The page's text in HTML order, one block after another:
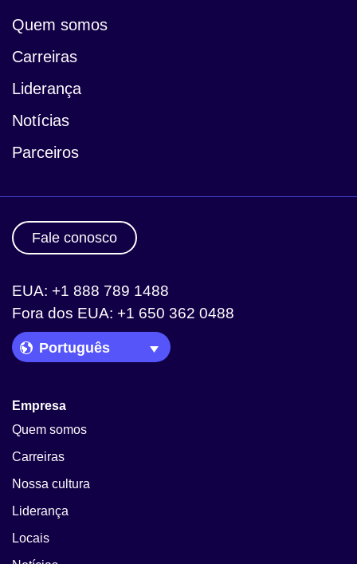
Quem somos
Carreiras
Liderança
Notícias
Parceiros
Fale conosco
EUA: +1 888 789 1488
Fora dos EUA: +1 650 362 0488
Language Picker
Empresa
Quem somos
Carreiras
Nossa cultura
Liderança
Locais